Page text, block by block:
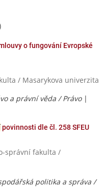
o fungování Evropské
/ Masarykova univerzita
a právní věda / Právo|
povinnosti dle čl. 258 SFEU
správní fakulta /
politika a správa /